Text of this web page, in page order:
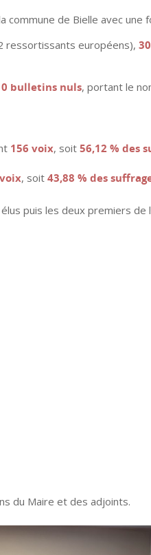
commune de Bielle avec
ressortissants européens),
bulletins nuls, portant le
156 voix, soit 56,12 % des
, soit 43,88 % des
puis les deux premiers de
du Maire et des adjoints.